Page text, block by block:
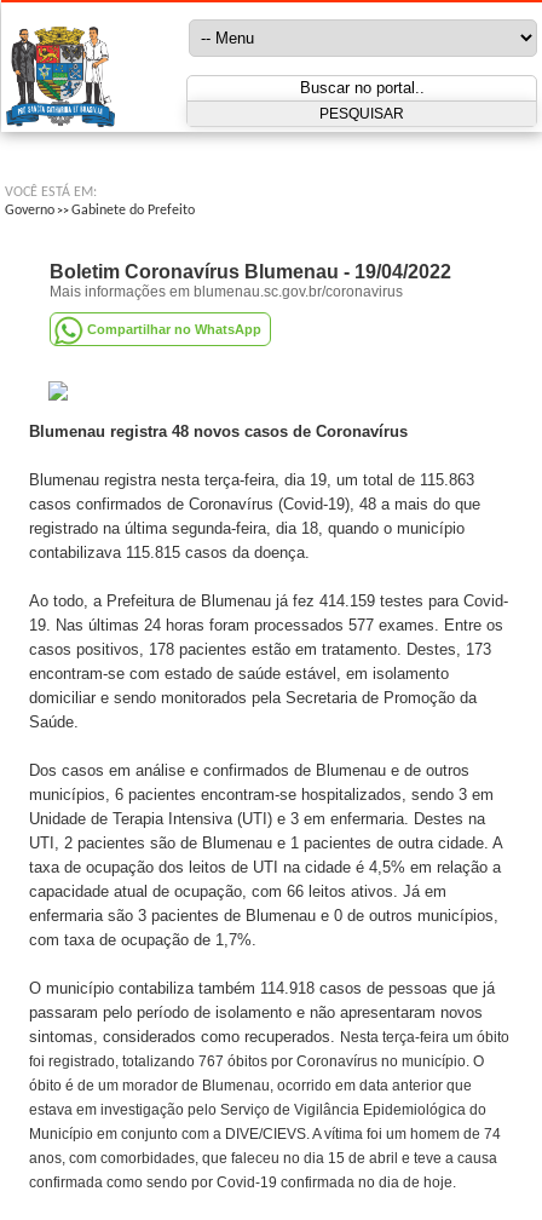
VOCÊ ESTÁ EM:
Governo >>Gabinete do Prefeito
Boletim Coronavírus Blumenau - 19/04/2022
Mais informações em blumenau.sc.gov.br/coronavirus
Compartilhar no WhatsApp
Blumenau registra 48 novos casos de Coronavírus
Blumenau registra nesta terça-feira, dia 19, um total de 115.863
casos confirmados de Coronavírus (Covid-19), 48 a mais do que
registrado na última segunda-feira, dia 18, quando o município
contabilizava 115.815 casos da doença.
Ao todo, a Prefeitura de Blumenau já fez 414.159 testes para Covid-
19. Nas últimas 24 horas foram processados 577 exames. Entre os
casos positivos, 178 pacientes estão em tratamento. Destes, 173
encontram-se com estado de saúde estável, em isolamento
domiciliar e sendo monitorados pela Secretaria de Promoção da
Saúde.
Dos casos em análise e confirmados de Blumenau e de outros
municípios, 6 pacientes encontram-se hospitalizados, sendo 3 em
Unidade de Terapia Intensiva (UTI) e 3 em enfermaria. Destes na
UTI, 2 pacientes são de Blumenau e 1 pacientes de outra cidade. A
taxa de ocupação dos leitos de UTI na cidade é 4,5% em relação a
capacidade atual de ocupação, com 66 leitos ativos. Já em
enfermaria são 3 pacientes de Blumenau e 0 de outros municípios,
com taxa de ocupação de 1,7%.
O município contabiliza também 114.918 casos de pessoas que já
passaram pelo período de isolamento e não apresentaram novos
sintomas, considerados como recuperados. Nesta terça-feira um óbito
foi registrado, totalizando 767 óbitos por Coronavírus no município. O
óbito é de um morador de Blumenau, ocorrido em data anterior que
estava em investigação pelo Serviço de Vigilância Epidemiológica do
Município em conjunto com a DIVE/CIEVS. A vítima foi um homem de 74
anos, com comorbidades, que faleceu no dia 15 de abril e teve a causa
confirmada como sendo por Covid-19 confirmada no dia de hoje.